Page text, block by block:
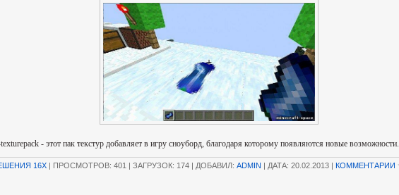
- этот пак текстур добавляет в игру сноуборд, благодаря которому появляются новые возможности.
16X | ПРОСМОТРОВ: 401 | ЗАГРУЗОК: 174 | ДОБАВИЛ: ADMIN | ДАТА: 20.02.2013
КОММЕНТАРИИ